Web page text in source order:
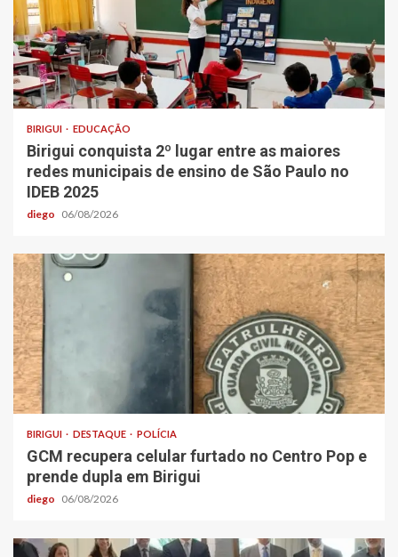
BIRIGUI EDUCAÇÃO
Birigui conquista 2º lugar entre as maiores
redes municipais de ensino de São Paulo no
IDEB 2025
diego 06/08/2026
BIRIGUI DESTAQUE POLÍCIA
GCM recupera celular furtado no Centro Pop e
prende dupla em Birigui
diego 06/08/2026